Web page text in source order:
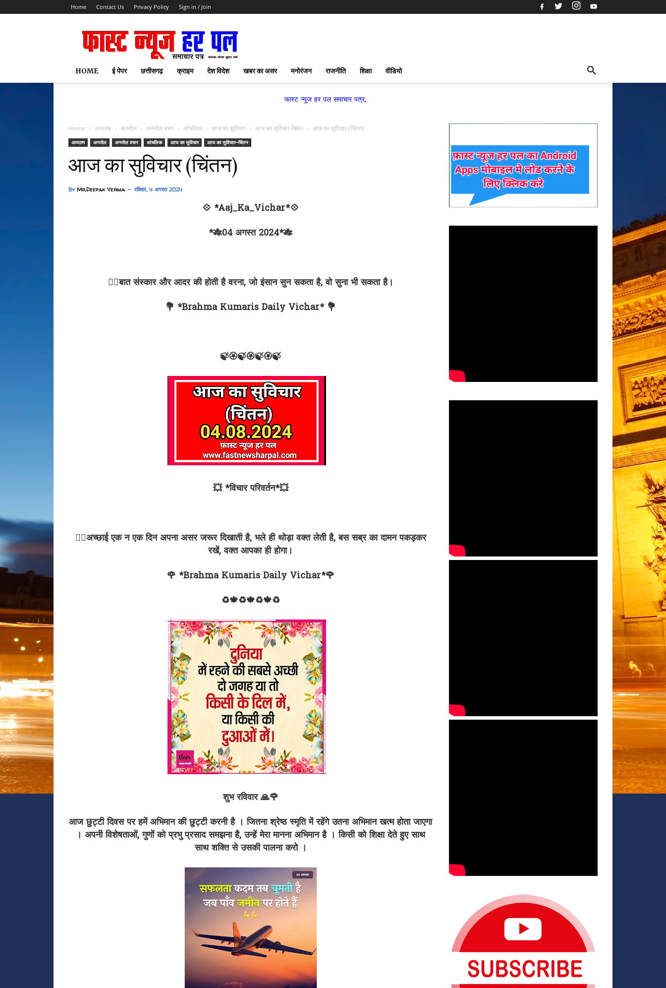
Home Contact Us Privacy Policy Sign in / Join
HOME ई पेपर छत्तीसगढ़ क्राइम देश विदेश खबर का असर मनोरंजन राजनीति शिक्षा वीडियो
फास्ट न्यूज हर पल समाचार पत्र,
Home अध्यात्म अनमोल अनमोल वचन आंचलिक आज का सुविचार आज का सुविचार-चिंतन आज का सुविचार (चिंतन)
अध्यात्म अनमोल अनमोल वचन आंचलिक आज का सुविचार आज का सुविचार-चिंतन
आज का सुविचार (चिंतन)
By Mr.Deepak Verma रविवार, 4 अगस्त 2024
💠 *Aaj_Ka_Vichar*💠
*🎋04 अगस्त 2024*🎋
✍🏻बात संस्कार और आदर की होती है वरना, जो इंसान सुन सकता है, वो सुना भी सकता है।
💐 *Brahma Kumaris Daily Vichar* 💐
🍃🏵🍃🏵🍃🏵🍃
💥 *विचार परिवर्तन*💥
✍🏻अच्छाई एक न एक दिन अपना असर जरूर दिखाती है, भले ही थोड़ा वक्त लेती है, बस सब्र का दामन पकड़कर
रखें, वक्त आपका ही होगा।
🌹 *Brahma Kumaris Daily Vichar*🌹
♻🍁♻🍁♻🍁♻
शुभ रविवार 🙏🌹
आज छुट्टी दिवस पर हमें अभिमान की छुट्टी करनी है । जितना श्रेष्ठ स्मृति में रहेंगे उतना अभिमान खत्म होता जाएगा
। अपनी विशेषताओं, गुणों को प्रभु प्रसाद समझना है, उन्हें मेरा मानना अभिमान है । किसी को शिक्षा देते हुए साथ
साथ शक्ति से उसकी पालना करो ।